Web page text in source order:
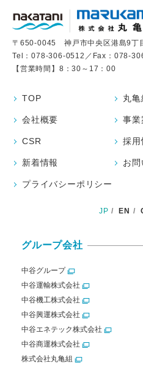
〒650-0045 神戸市中央区港島9丁
Tel：078-306-0512 ／Fax：078-
【営業時間】8：30～17：00
TOP 丸亀
会社概要 事業
CSR 採用
新着情報 お問
プライバシーポリシー
JP EN
グループ会社
中谷グループ
中谷運輸株式会社
中谷機工株式会社
中谷興運株式会社
中谷エネテック株式会社
中谷商運株式会社
株式会社丸亀組